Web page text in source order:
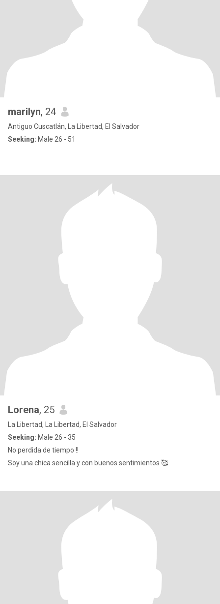
marilyn, 24
Antiguo Cuscatlán, La Libertad, El Salvador
Seeking: Male 26 - 51
Lorena, 25
La Libertad, La Libertad, El Salvador
Seeking: Male 26 - 35
No perdida de tiempo !!
Soy una chica sencilla y con buenos sentimientos 🥰